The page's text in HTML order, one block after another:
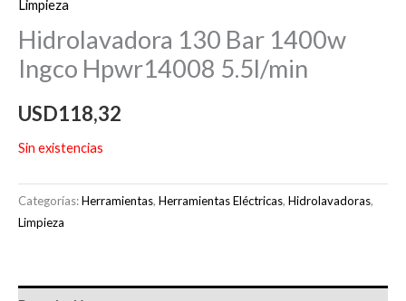
Limpieza
Hidrolavadora 130 Bar 1400w
Ingco Hpwr14008 5.5l/min
USD118,32
Sin existencias
Categorías:Herramientas, Herramientas Eléctricas, Hidrolavadoras,
Limpieza